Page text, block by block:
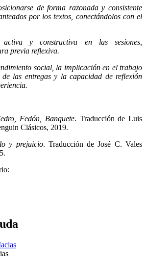
de forma razonada y consistente
por los textos, conectándolos con el
y constructiva en las sesiones,
previa reflexiva.
social, la implicación en el trabajo
las entregas y la capacidad de reflexión
Fedón, Banquete. Traducción de Luis
Clásicos, 2019.
y prejuicio. Traducción de José C. Vales